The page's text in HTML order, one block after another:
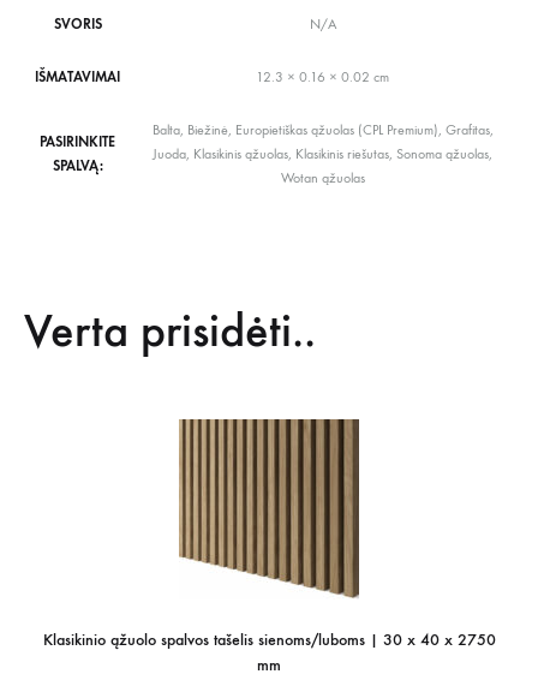
SVORIS N/A
IŠMATAVIMAI 12.3 × 0.16 × 0.02 cm
PASIRINKITE
SPALVĄ:
Balta, Biežinė, Europietiškas ąžuolas (CPL Premium), Grafitas,
Juoda, Klasikinis ąžuolas, Klasikinis riešutas, Sonoma ąžuolas,
Wotan ąžuolas
Verta prisidėti..
Klasikinio ąžuolo spalvos tašelis sienoms/luboms | 30 x 40 x 2750
mm